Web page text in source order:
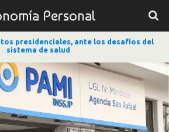
Personal
presidenciales, ante los desafíos del
sistema de salud